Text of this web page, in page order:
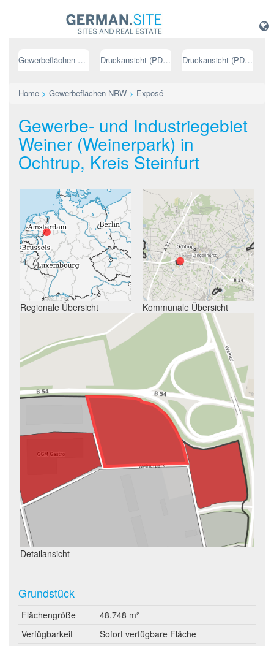
Gewerbeflächen NRW Druckansicht (PDF) // deutsch Druckansicht (PDF) // englisch
Home > Gewerbeflächen NRW > Exposé
Gewerbe- und Industriegebiet
Weiner (Weinerpark) in
Ochtrup, Kreis Steinfurt
Regionale Übersicht Kommunale Übersicht
Detailansicht
Grundstück
Flächengröße
48.748 m²
Verfügbarkeit
Sofort verfügbare Fläche